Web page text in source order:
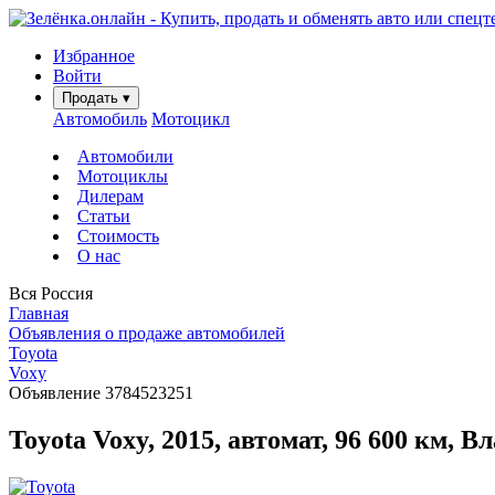
Избранное
Войти
Продать ▾
Автомобиль Мотоцикл
Автомобили
Мотоциклы
Дилерам
Статьи
Стоимость
О нас
Вся Россия
Главная
Объявления о продаже автомобилей
Toyota
Voxy
Объявление 3784523251
Toyota Voxy, 2015, автомат, 96 600 км,